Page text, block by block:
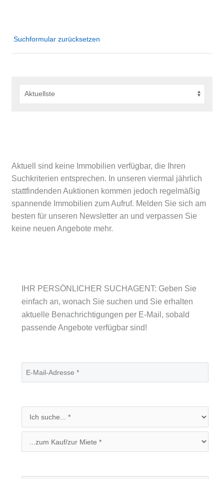
Suchformular zurücksetzen
Aktuell sind keine Immobilien verfügbar, die Ihren
Suchkriterien entsprechen. In unseren viermal jährlich
stattfindenden Auktionen kommen jedoch regelmäßig
spannende Immobilien zum Aufruf. Melden Sie sich am
besten für unseren Newsletter an und verpassen Sie
keine neuen Angebote mehr.
IHR PERSÖNLICHER SUCHAGENT: Geben Sie
einfach an, wonach Sie suchen und Sie erhalten
aktuelle Benachrichtigungen per E-Mail, sobald
passende Angebote verfügbar sind!